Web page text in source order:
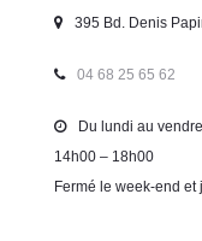
395 Bd. Denis
04 68 25 65 62
Du lundi au
14h00 – 18h00
Fermé le week-end et